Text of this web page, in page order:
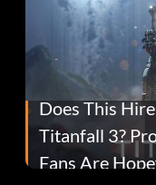
Does This
Titanfall 3?
Fans Are